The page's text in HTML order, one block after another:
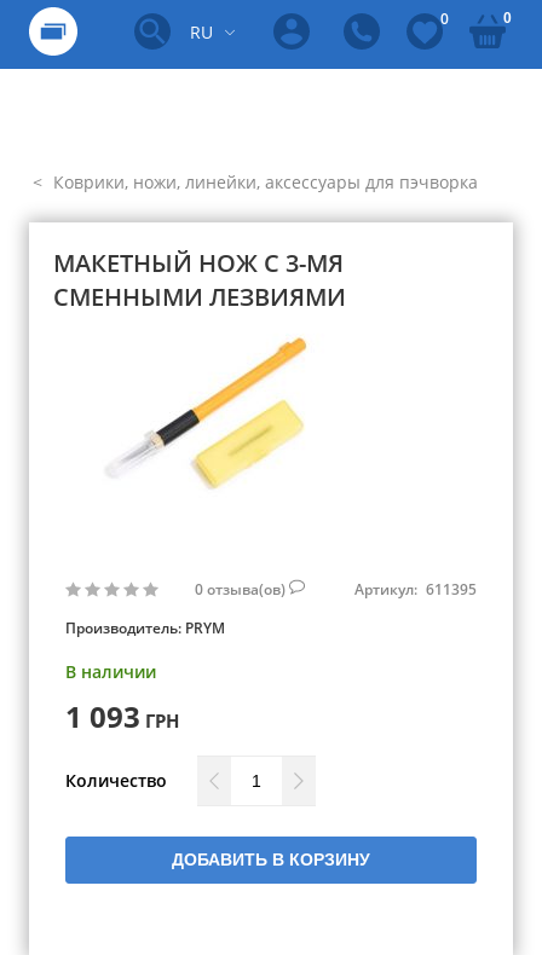
RU
0 0
Коврики, ножи, линейки, аксессуары для пэчворка
МАКЕТНЫЙ НОЖ С 3-МЯ
СМЕННЫМИ ЛЕЗВИЯМИ
0отзыва(ов) Артикул: 611395
Производитель: PRYM
В наличии
1 093 ГРН
Количество
ДОБАВИТЬ В КОРЗИНУ